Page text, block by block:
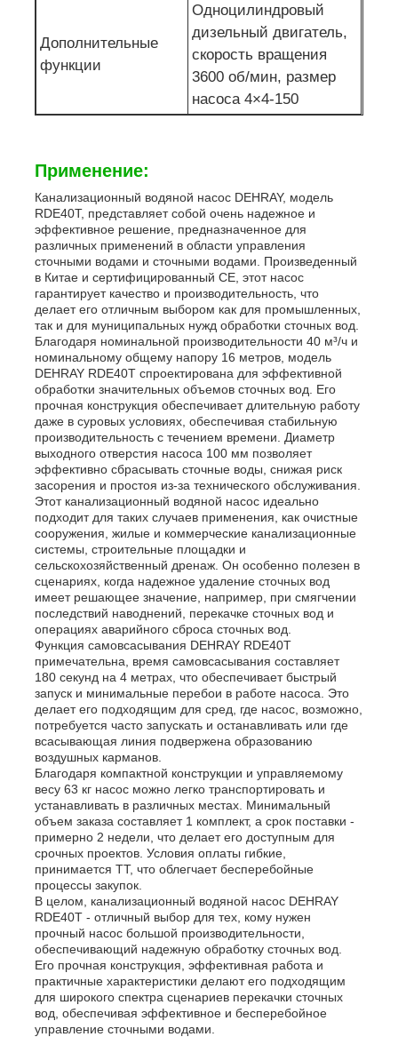
Дополнительные
функции
Одноцилиндровый
дизельный двигатель,
скорость вращения
3600 об/мин, размер
насоса 4×4-150
Применение:
Канализационный водяной насос DEHRAY, модель
RDE40T, представляет собой очень надежное и
эффективное решение, предназначенное для
различных применений в области управления
сточными водами и сточными водами. Произведенный
в Китае и сертифицированный CE, этот насос
гарантирует качество и производительность, что
делает его отличным выбором как для промышленных,
так и для муниципальных нужд обработки сточных вод.
Благодаря номинальной производительности 40 м³/ч и
номинальному общему напору 16 метров, модель
DEHRAY RDE40T спроектирована для эффективной
обработки значительных объемов сточных вод. Его
прочная конструкция обеспечивает длительную работу
даже в суровых условиях, обеспечивая стабильную
производительность с течением времени. Диаметр
выходного отверстия насоса 100 мм позволяет
эффективно сбрасывать сточные воды, снижая риск
засорения и простоя из-за технического обслуживания.
Этот канализационный водяной насос идеально
подходит для таких случаев применения, как очистные
сооружения, жилые и коммерческие канализационные
системы, строительные площадки и
сельскохозяйственный дренаж. Он особенно полезен в
сценариях, когда надежное удаление сточных вод
имеет решающее значение, например, при смягчении
последствий наводнений, перекачке сточных вод и
операциях аварийного сброса сточных вод.
Функция самовсасывания DEHRAY RDE40T
примечательна, время самовсасывания составляет
180 секунд на 4 метрах, что обеспечивает быстрый
запуск и минимальные перебои в работе насоса. Это
делает его подходящим для сред, где насос, возможно,
потребуется часто запускать и останавливать или где
всасывающая линия подвержена образованию
воздушных карманов.
Благодаря компактной конструкции и управляемому
весу 63 кг насос можно легко транспортировать и
устанавливать в различных местах. Минимальный
объем заказа составляет 1 комплект, а срок поставки -
примерно 2 недели, что делает его доступным для
срочных проектов. Условия оплаты гибкие,
принимается TT, что облегчает бесперебойные
процессы закупок.
В целом, канализационный водяной насос DEHRAY
RDE40T - отличный выбор для тех, кому нужен
прочный насос большой производительности,
обеспечивающий надежную обработку сточных вод.
Его прочная конструкция, эффективная работа и
практичные характеристики делают его подходящим
для широкого спектра сценариев перекачки сточных
вод, обеспечивая эффективное и бесперебойное
управление сточными водами.